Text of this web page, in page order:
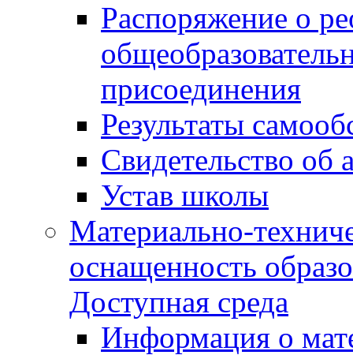
Распоряжение о
присоединения
Результаты
Свидетельство об
Устав школы
Материально-
оснащенность
Доступная среда
Информация о